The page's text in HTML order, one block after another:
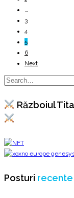
3
4
5
6
Next
Războiul
Posturi recente